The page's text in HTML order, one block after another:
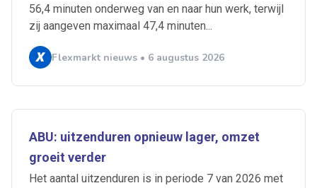
56,4 minuten onderweg van en naar hun werk, terwijl
zij aangeven maximaal 47,4 minuten...
Flexmarkt nieuws • 6 augustus 2026
ABU: uitzenduren opnieuw lager, omzet
groeit verder
Het aantal uitzenduren is in periode 7 van 2026 met